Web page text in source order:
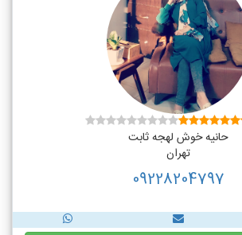
حانیه خوش لهجه ثابت
تهران
09228204797